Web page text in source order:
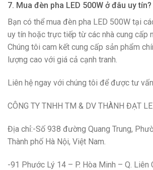
7. Mua đèn pha LED 500W ở đâu uy tín?
Bạn có thể mua đèn pha LED 500W tại
uy tín hoặc trực tiếp từ các nhà cung cấp
Chúng tôi cam kết cung cấp sản phẩm
lượng cao với giá cả cạnh tranh.
Liên hệ ngay với chúng tôi để được tư
CÔNG TY TNHH TM & DV THÀNH ĐẠT
Địa chỉ:-Số 938 đường Quang Trung,
Thành phố Hà Nội, Việt Nam.
-91 Phước Lý 14 – P. Hòa Minh – Q. Liên